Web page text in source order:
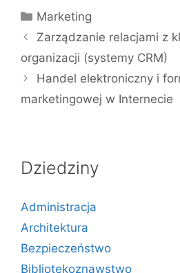
Kategorie
Marketing
Zarządzanie relacjami z
organizacji (systemy CRM)
Handel elektroniczny i
marketingowej w Internecie
Dziedziny
Administracja
Architektura
Bezpieczeństwo
Bibliotekoznawstwo